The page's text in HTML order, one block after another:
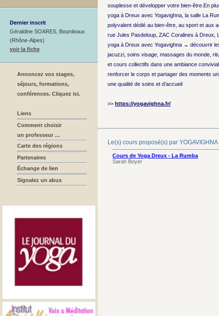
Dernier inscrit
Géraldine SOARES, Bourdeaux
(Rhône-Alpes)
voir la fiche
Annoncez vos stages,
séjours, formations,
conférences. Cliquez ici.
Liens
Comment choisir
un professeur …
Carte des régions
Partenaires
Échange de lien
Signalez un abus
souplesse et développer votre bien-être.En
yoga à Dreux avec Yogavighna, la salle La
polyvalent dédié au bien-être, au sport et aux
rue Jules Pasdeloup, ZAC Coralines à Dreux,
yoga à Dreux avec Yogavighna → découvrir
jacuzzi, soins visage, massages du monde,
et cours collectifs dans une ambiance
renforcer le corps et partager des moments
une qualité de soins et d’accueil
>> https://yogavighna.fr/
Le(s) cours proposé(s) par YOGAVIGHNA
Cours de Yoga Dreux - La Rumba
Sarah Boyer